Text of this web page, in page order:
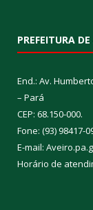
PREFEITURA
End.: Av.
– Pará
CEP: 68.150-000.
Fone: (93) 98417-
E-mail:
Horário de